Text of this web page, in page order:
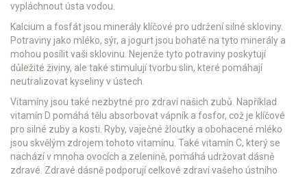
vypláchnout ústa vodou.
Kalcium a fosfát jsou minerály klíčové pro udržení silné skloviny.
Potraviny jako mléko, sýr, a jogurt jsou bohaté na tyto minerály a
mohou posílit vaši sklovinu. Nejenže tyto potraviny poskytují
důležité živiny, ale také stimulují tvorbu slin, které pomáhají
neutralizovat kyseliny v ústech.
Vitamíny jsou také nezbytné pro zdraví našich zubů. Například
vitamín D pomáhá tělu absorbovat vápník a fosfor, což je klíčové
pro silné zuby a kosti. Ryby, vaječné žloutky a obohacené mléko
jsou skvělým zdrojem tohoto vitamínu. Také vitamín C, který se
nachází v mnoha ovocích a zelenině, pomáhá udržovat dásně
zdravé. Zdravé dásně podporují celkové zdraví vašeho ústního